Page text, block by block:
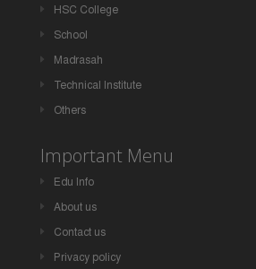
HSC College
School
Madrasah
Technical Institute
Others
Important Menu
Edu Info
About us
Contact us
Privacy policy